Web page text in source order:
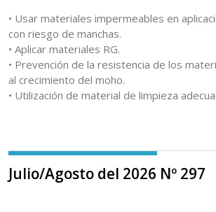
• Usar materiales impermeables en
con riesgo de manchas.
• Aplicar materiales RG.
• Prevención de la resistencia de los
al crecimiento del moho.
• Utilización de material de limpieza
Julio/Agosto del 2026 Nº 297